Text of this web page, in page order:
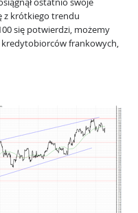
ostatnio swoje
z krótkiego trendu
się potwierdzi, możemy
kredytobiorców frankowych,